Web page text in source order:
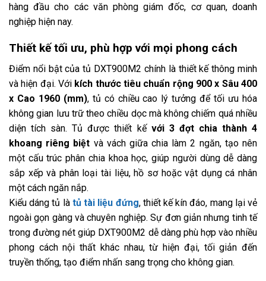
hàng đầu cho các văn phòng giám đốc, cơ quan, doanh
nghiệp hiện nay.
Thiết kế tối ưu, phù hợp với mọi phong cách
Điểm nổi bật của tủ DXT900M2 chính là thiết kế thông minh
và hiện đại. Với kích thước tiêu chuẩn rộng 900 x Sâu 400
x Cao 1960 (mm), tủ có chiều cao lý tưởng để tối ưu hóa
không gian lưu trữ theo chiều dọc mà không chiếm quá nhiều
diện tích sàn. Tủ được thiết kếvới 3 đợt chia thành 4
khoang riêng biệt và vách giữa chia làm 2 ngăn, tạo nên
một cấu trúc phân chia khoa học, giúp người dùng dễ dàng
sắp xếp và phân loại tài liệu, hồ sơ hoặc vật dụng cá nhân
một cách ngăn nắp.
Kiểu dáng tủ là tủ tài liệu đứng, thiết kế kín đáo, mang lại vẻ
ngoài gọn gàng và chuyên nghiệp. Sự đơn giản nhưng tinh tế
trong đường nét giúp DXT900M2 dễ dàng phù hợp vào nhiều
phong cách nội thất khác nhau, từ hiện đại, tối giản đến
truyền thống, tạo điểm nhấn sang trọng cho không gian.